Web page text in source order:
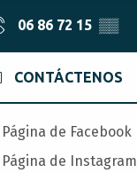
06 86 72 15 ▒▒
CONTÁCTENOS
Página de Facebook
Página de Instagram